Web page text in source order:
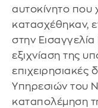
αυτοκίνητο που
κατασχέθηκαν,
στην
εξιχνίαση της
επιχειρησιακές
Υπηρεσιών του
καταπολέμηση